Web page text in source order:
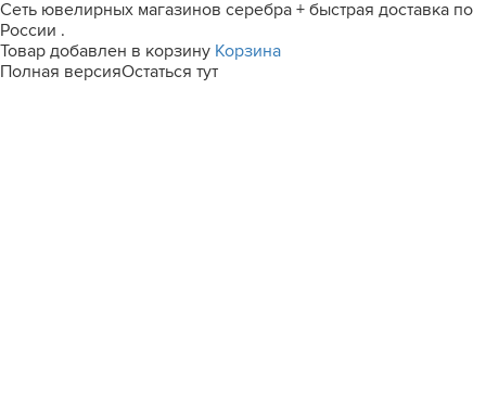
Сеть ювелирных магазинов серебра + быстрая доставка по
России .
Товар добавлен в корзину Корзина
Полная версияОстаться тут